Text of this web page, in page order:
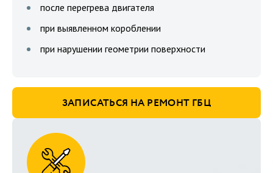
после перегрева двигателя
при выявленном короблении
при нарушении геометрии поверхности
ЗАПИСАТЬСЯ НА РЕМОНТ ГБЦ